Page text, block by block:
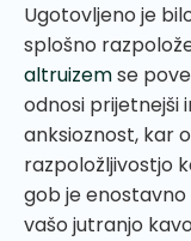
Ugotovljeno je
splošno
altruizemse
odnosi prijetnejši
anksioznost, kar
razpoložljivostjo
gob je
vašo jutranjo